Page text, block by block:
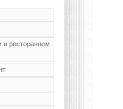
и ресторанном